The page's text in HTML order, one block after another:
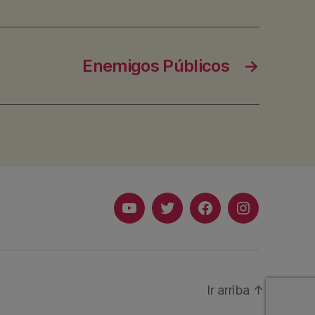
→
Enemigos Públicos
YoutubeTwitterFacebookInstagram
Ir arriba ↑